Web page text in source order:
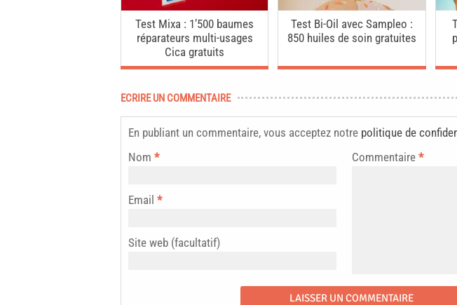
Test Mixa : 1’500 baumes
réparateurs multi-usages
Cica gratuits
Test Bi-Oil avec Sampleo :
850 huiles de soin gratuites
ECRIRE UN COMMENTAIRE
En publiant un commentaire, vous acceptez notre politique de
Commentaire *
Nom *
Email *
Site web (facultatif)